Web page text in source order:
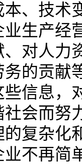
、技术
生产经
对人力
的贡献
信息，
会而努
复杂化
不再简